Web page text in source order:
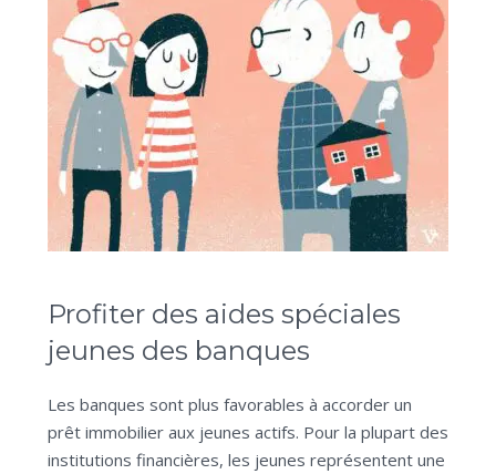
Profiter des aides spéciales
jeunes des banques
Les banques sont plus favorables à accorder un
prêt immobilier aux jeunes actifs. Pour la plupart des
institutions financières, les jeunes représentent une